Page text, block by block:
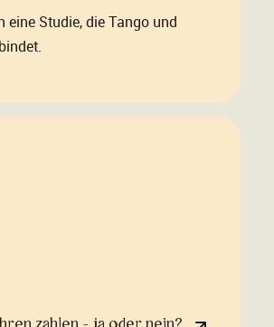
eine Studie, die Tango und
zahlen - ja oder nein?